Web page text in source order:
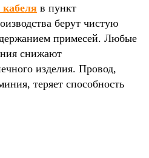
в пункт
берут чистую
примесей. Любые
снижают
изделия. Провод,
теряет способность